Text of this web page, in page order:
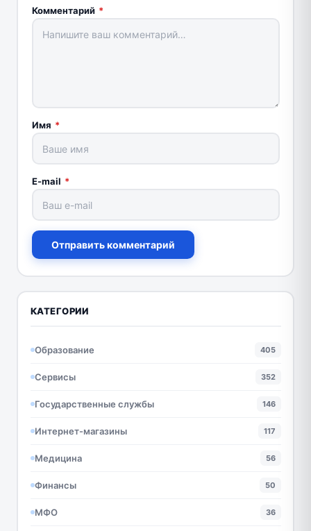
Комментарий *
Имя *
E-mail *
Отправить комментарий
КАТЕГОРИИ
Образование 405
Сервисы 352
Государственные службы 146
Интернет-магазины 117
Медицина 56
Финансы 50
МФО 36